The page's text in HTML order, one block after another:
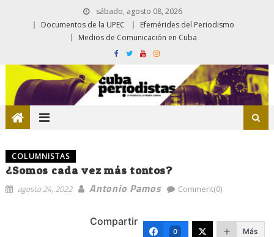
sábado, agosto 08, 2026
Documentos de la UPEC
Efemérides del Periodismo
Medios de Comunicación en Cuba
COLUMNISTAS
¿Somos cada vez más tontos?
agosto 24, 2022 Antonio Pamos Comment(0)
Compartir
0 Más